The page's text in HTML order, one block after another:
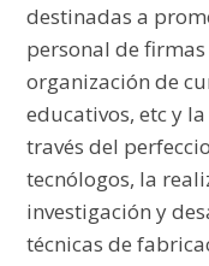
destinadas a
personal de
organización de
educativos, etc y
través del
tecnólogos, la
investigación y
técnicas de